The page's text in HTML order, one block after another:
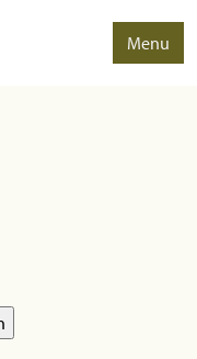
Menu